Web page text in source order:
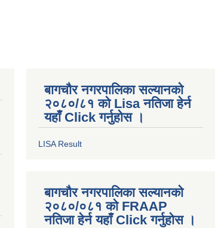
बागचौर नगरपालिका सल्यानको
२०८०/८१ को Lisa नतिजा हेर्न
यहाँ Click गर्नुहोस ।
LISA Result
बागचौर नगरपालिका सल्यानको
२०८०/०८१ को FRAAP
नतिजा हेर्न यहाँ Click गर्नुहोस ।